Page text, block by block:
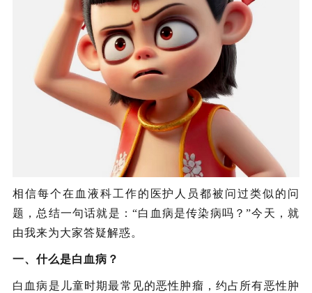
相信每个在血液科工作的医护人员都被问过类似的问
题，总结一句话就是：“白血病是传染病吗？”今天，就
由我来为大家答疑解惑。
一、什么是白血病？
白血病是儿童时期最常见的恶性肿瘤，约占所有恶性肿